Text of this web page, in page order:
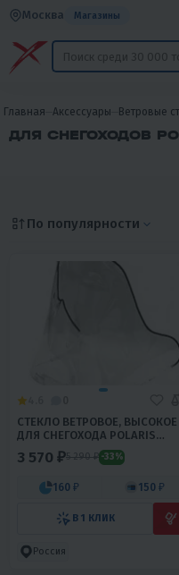
Москва Магазины
Главная Аксессуары Ветровые
ДЛЯ СНЕГОХОДОВ
По популярности
СТЕКЛО ВЕТРОВОЕ, ВЫСОКОЕ
ДЛЯ СНЕГОХОДА POLARIS
WIDETRAK POLARIS WIDETRAK
LX. УВЕ
3 570 ₽5 290 ₽ -33%
160 ₽ 150 ₽
В 1 КЛИК
Россия